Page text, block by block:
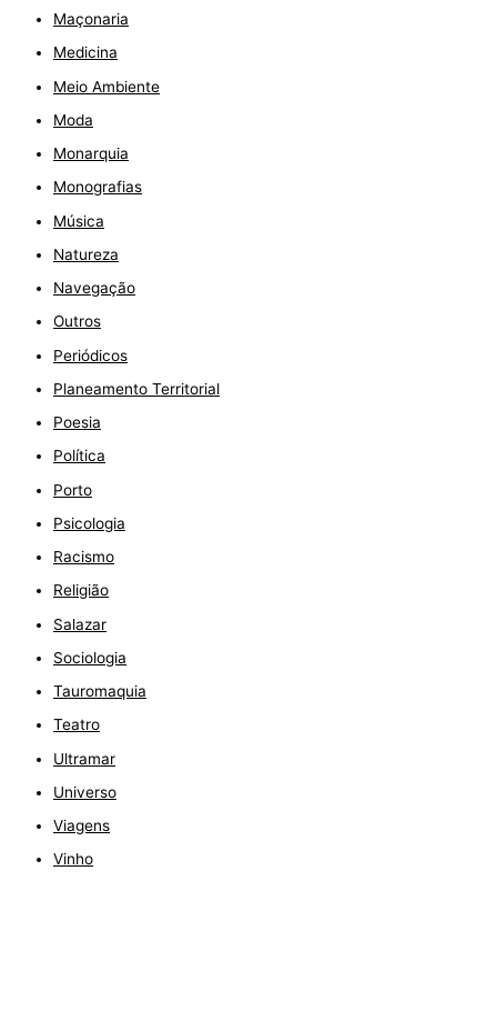
Maçonaria
Medicina
Meio Ambiente
Moda
Monarquia
Monografias
Música
Natureza
Navegação
Outros
Periódicos
Planeamento Territorial
Poesia
Política
Porto
Psicologia
Racismo
Religião
Salazar
Sociologia
Tauromaquia
Teatro
Ultramar
Universo
Viagens
Vinho